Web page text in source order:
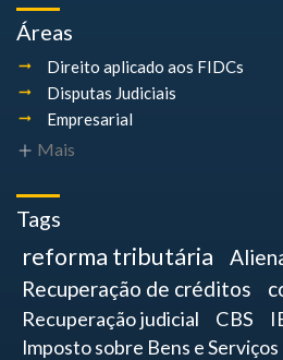
Áreas
Direito aplicado aos FIDCs
Disputas Judiciais
Empresarial
Mais
Tags
reforma tributária
Recuperação de créditos
Recuperação judicial CBS
Imposto sobre Bens e Serviços